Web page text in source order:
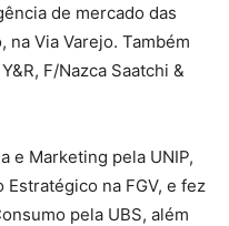
de mercado das
na Via Varejo. Também
F/Nazca Saatchi &
e Marketing pela UNIP,
na FGV, e fez
pela UBS, além